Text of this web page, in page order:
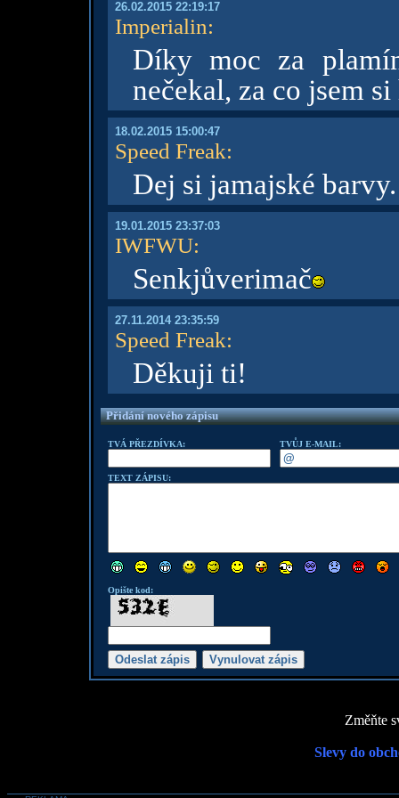
26.02.2015 22:19:17
Imperialin:
Díky moc za
nečekal, za co jsem
18.02.2015 15:00:47
Speed Freak:
Dej si jamajské barvy.
19.01.2015 23:37:03
IWFWU:
Senkjůverimač
27.11.2014 23:35:59
Speed Freak:
Děkuji ti!
Přidání nového zápisu
TVÁ PŘEZDÍVKA: TVŮJ E-MAIL:
TEXT ZÁPISU:
Opište kod:
Změňte
Slevy do